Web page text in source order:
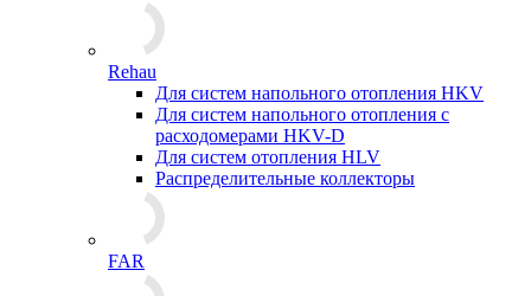
Rehau
Для систем напольного отопления HKV
Для систем напольного отопления с
расходомерами HKV-D
Для систем отопления HLV
Распределительные коллекторы
FAR